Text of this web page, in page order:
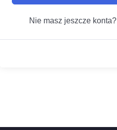
Nie masz jeszcze konta?